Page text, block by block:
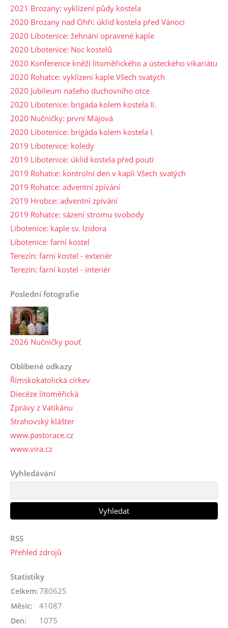
2021 Brozany: vyklízení půdy kostela
2020 Brozany nad Ohří: úklid kostela před Vánoci
2020 Libotenice: žehnání opravené kaple
2020 Libotenice: Noc kostelů
2020 Konference kněží litoměřického a ústeckého vikariátu
2020 Rohatce: vyklízení kaple Všech svatých
2020 Jubileum našeho duchovního otce
2020 Libotenice: brigáda kolem kostela II.
2020 Nučničky: první Májová
2020 Libotenice: brigáda kolem kostela I.
2019 Libotenice: koledy
2019 Libotenice: úklid kostela před poutí
2019 Rohatce: kontrolní den v kapli Všech svatých
2019 Rohatce: adventní zpívání
2019 Hrobce: adventní zpívání
2019 Rohatce: sázení stromu svobody
Libotenice: kaple sv. Izidora
Libotenice: farní kostel
Terezín: farní kostel - exteriér
Terezín: farní kostel - interiér
Poslední fotografie
2026 Nučničky pouť
Oblíbené odkazy
Římskokatolická církev
Diecéze litoměřická
Zprávy z Vatikánu
Strahovský klášter
www.pastorace.cz
www.vira.cz
Vyhledávání
RSS
Přehled zdrojů
Statistiky
Celkem:780625
Měsíc: 41087
Den: 1075